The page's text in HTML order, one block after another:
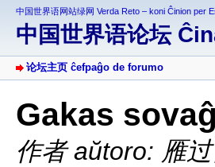
中国世界语网站绿网 Verda Reto – koni Ĉinion per
中国世界语论坛
论坛主页 ĉefpaĝo de forumo
Gakas
作者 aŭtoro: 雁